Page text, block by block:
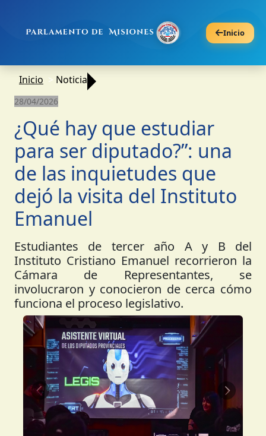
Inicio
Inicio Noticia
28/04/2026
¿Qué hay que estudiar
para ser diputado?”: una
de las inquietudes que
dejó la visita del Instituto
Emanuel
Estudiantes de tercer año A y B del
Instituto Cristiano Emanuel recorrieron la
Cámara de Representantes, se
involucraron y conocieron de cerca cómo
funciona el proceso legislativo.
Anterior